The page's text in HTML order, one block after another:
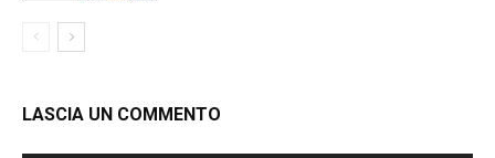
LASCIA UN COMMENTO